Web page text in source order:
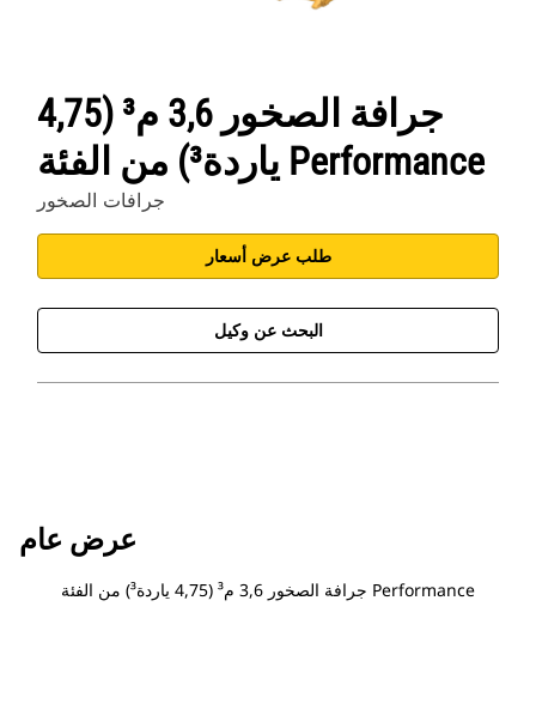
جرافة الصخور 3,6 م³ (4,75
ياردة³) من الفئة Performance
جرافات الصخور
طلب عرض أسعار
البحث عن وكيل
عرض عام
جرافة الصخور 3,6 م³ (4,75 ياردة³) من الفئة Performance